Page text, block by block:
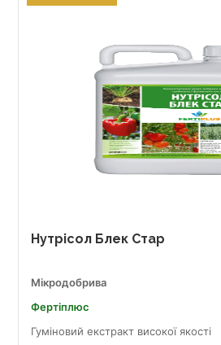
Нутрісол Блек Стар
Мікродобрива
Фертіплюс
Гуміновий екстракт високої якості